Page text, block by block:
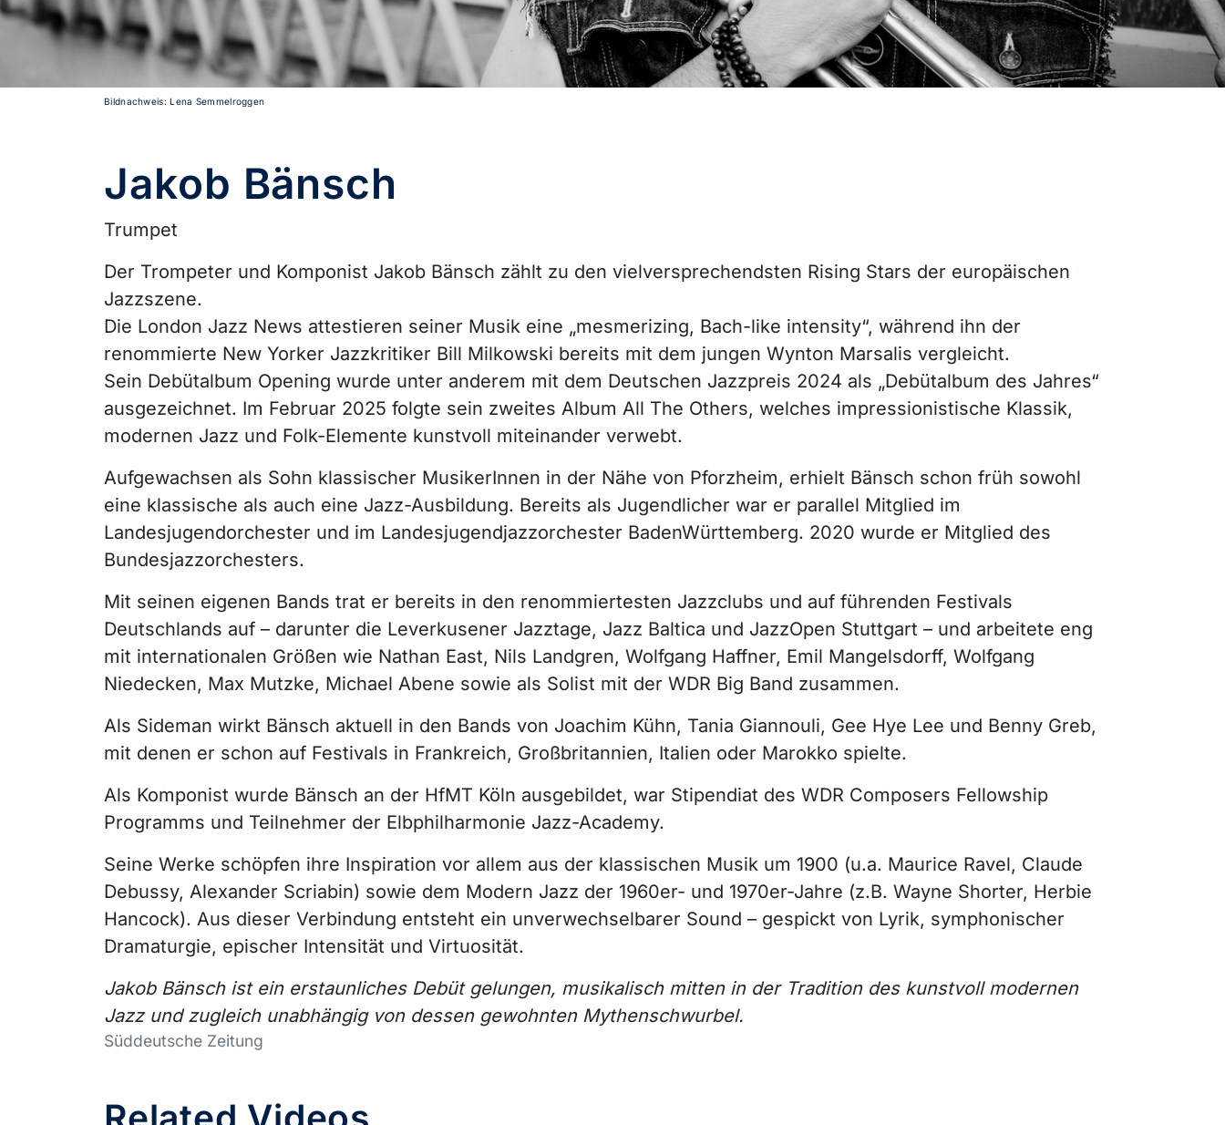
Bildnachweis: Lena Semmelroggen
Jakob Bänsch
Trumpet
Der Trompeter und Komponist Jakob Bänsch zählt zu den vielversprechendsten Rising Stars der europäischen
Jazzszene.
Die London Jazz News attestieren seiner Musik eine „mesmerizing, Bach-like intensity“, während ihn der
renommierte New Yorker Jazzkritiker Bill Milkowski bereits mit dem jungen Wynton Marsalis vergleicht.
Sein Debütalbum Opening wurde unter anderem mit dem Deutschen Jazzpreis 2024 als „Debütalbum des Jahres“
ausgezeichnet. Im Februar 2025 folgte sein zweites Album All The Others, welches impressionistische Klassik,
modernen Jazz und Folk-Elemente kunstvoll miteinander verwebt.
Aufgewachsen als Sohn klassischer MusikerInnen in der Nähe von Pforzheim, erhielt Bänsch schon früh sowohl
eine klassische als auch eine Jazz-Ausbildung. Bereits als Jugendlicher war er parallel Mitglied im
Landesjugendorchester und im Landesjugendjazzorchester BadenWürttemberg. 2020 wurde er Mitglied des
Bundesjazzorchesters.
Mit seinen eigenen Bands trat er bereits in den renommiertesten Jazzclubs und auf führenden Festivals
Deutschlands auf – darunter die Leverkusener Jazztage, Jazz Baltica und JazzOpen Stuttgart – und arbeitete eng
mit internationalen Größen wie Nathan East, Nils Landgren, Wolfgang Haffner, Emil Mangelsdorff, Wolfgang
Niedecken, Max Mutzke, Michael Abene sowie als Solist mit der WDR Big Band zusammen.
Als Sideman wirkt Bänsch aktuell in den Bands von Joachim Kühn, Tania Giannouli, Gee Hye Lee und Benny Greb,
mit denen er schon auf Festivals in Frankreich, Großbritannien, Italien oder Marokko spielte.
Als Komponist wurde Bänsch an der HfMT Köln ausgebildet, war Stipendiat des WDR Composers Fellowship
Programms und Teilnehmer der Elbphilharmonie Jazz-Academy.
Seine Werke schöpfen ihre Inspiration vor allem aus der klassischen Musik um 1900 (u.a. Maurice Ravel, Claude
Debussy, Alexander Scriabin) sowie dem Modern Jazz der 1960er- und 1970er-Jahre (z.B. Wayne Shorter, Herbie
Hancock). Aus dieser Verbindung entsteht ein unverwechselbarer Sound – gespickt von Lyrik, symphonischer
Dramaturgie, epischer Intensität und Virtuosität.
Jakob Bänsch ist ein erstaunliches Debüt gelungen, musikalisch mitten in der Tradition des kunstvoll modernen
Jazz und zugleich unabhängig von dessen gewohnten Mythenschwurbel.
Süddeutsche Zeitung